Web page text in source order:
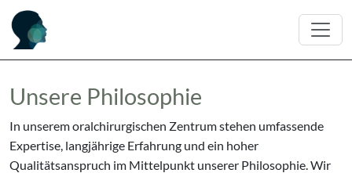
Unsere Philosophie
In unserem oralchirurgischen Zentrum stehen umfassende
Expertise, langjährige Erfahrung und ein hoher
Qualitätsanspruch im Mittelpunkt unserer Philosophie. Wir